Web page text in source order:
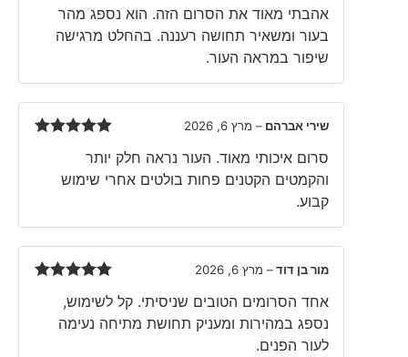
of 5
אהבתי מאוד את הסרום הזה. הוא נספג מהר
בעור ומשאיר תחושה רעננה. בהחלט מרגישה
שיפור במראה העור.
of 5
שירי אברהם – מרץ 6, 2026
סרום איכותי מאוד. העור נראה חלק יותר
והקמטים הקטנים פחות בולטים אחרי שימוש
קבוע.
of 5
מור בן דוד– מרץ 6, 2026
אחד הסרומים הטובים שניסיתי. קל לשימוש,
נספג במהירות ומעניק תחושת מתיחה נעימה
לעור הפנים.